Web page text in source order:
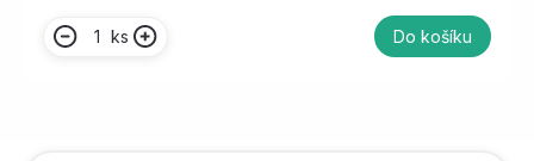
ks Do košíku